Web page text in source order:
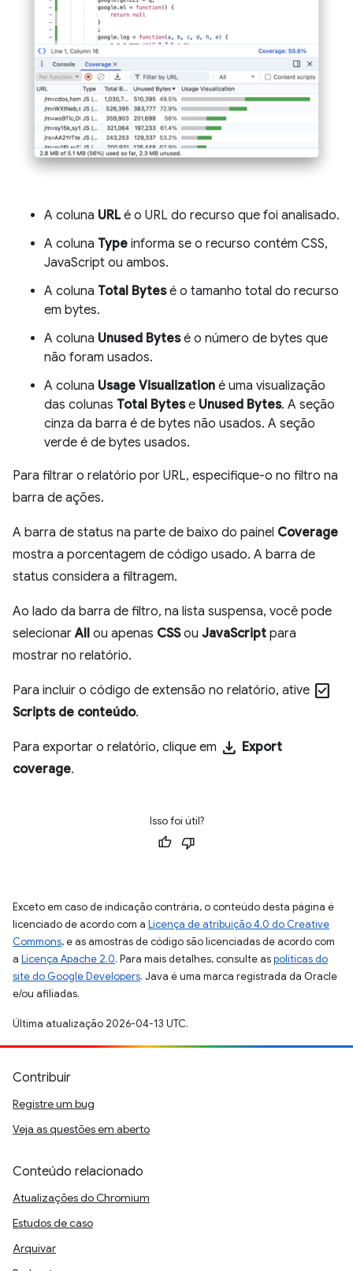
A coluna URLé o URL do recurso que foi analisado.
A coluna Type informa se o recurso contém CSS,
JavaScript ou ambos.
A coluna Total Bytesé o tamanho total do recurso
em bytes.
A coluna Unused Bytesé o número de bytes que
não foram usados.
A coluna Usage Visualization é uma visualização
das colunas Total Bytese Unused Bytes. A seção
cinza da barra é de bytes não usados. A seção
verde é de bytes usados.
Para filtrar o relatório por URL, especifique-o no filtro na
barra de ações.
A barra de status na parte de baixo do painel Coverage
mostra a porcentagem de código usado. A barra de
status considera a filtragem.
Ao lado da barra de filtro, na lista suspensa, você pode
selecionarAll ou apenas CSSou JavaScript para
mostrar no relatório.
Para incluir o código de extensão no relatório, ative check_box
Scripts de conteúdo.
Para exportar o relatório, clique em download Export
coverage.
Isso foi útil?
Exceto em caso de indicação contrária, o conteúdo desta página é
licenciado de acordo com a Licença de atribuição 4.0 do Creative
Commons, e as amostras de código são licenciadas de acordo com
a Licença Apache 2.0. Para mais detalhes, consulte aspolíticas do
site do Google Developers. Java é uma marca registrada da Oracle
e/ou afiliadas.
Última atualização 2026-04-13 UTC.
Contribuir
Registre um bug
Veja as questões em aberto
Conteúdo relacionado
Atualizações do Chromium
Estudos de caso
Arquivar